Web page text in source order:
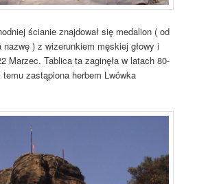
ścianie znajdował się medalion ( od
nazwę ) z wizerunkiem męskiej głowy i
Marzec. Tablica ta zaginęła w latach 80-
zastąpiona herbem Lwówka